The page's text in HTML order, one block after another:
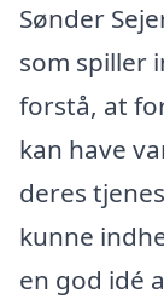
Sønder
som spiller
forstå, at
kan have
deres
kunne
en god idé